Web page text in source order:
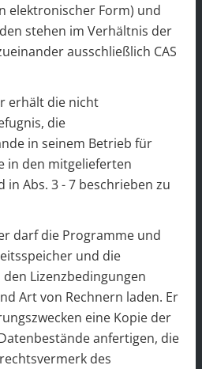
elektronischer Form) und
stehen im Verhältnis der
ausschließlich CAS
erhält die nicht
die
in seinem Betrieb für
in den mitgelieferten
in Abs. 3 - 7 beschrieben zu
darf die Programme und
und die
Lizenzbedingungen
Art von Rechnern laden. Er
eine Kopie der
anfertigen, die
des